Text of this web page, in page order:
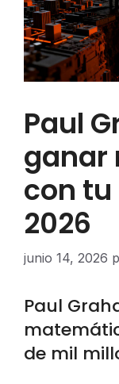
Paul
ganar
con
2026
junio 14, 2026
Paul
de mil